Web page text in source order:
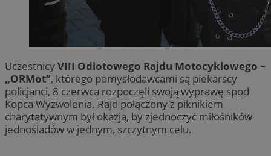
UczestnicyVIII Odlotowego Rajdu Motocyklowego –
„ORMot”, którego pomysłodawcami są piekarscy
policjanci, 8 czerwca rozpoczęli swoją wyprawę spod
Kopca Wyzwolenia. Rajd połączony z piknikiem
charytatywnym był okazją, by zjednoczyć miłośników
jednośladów w jednym, szczytnym celu.